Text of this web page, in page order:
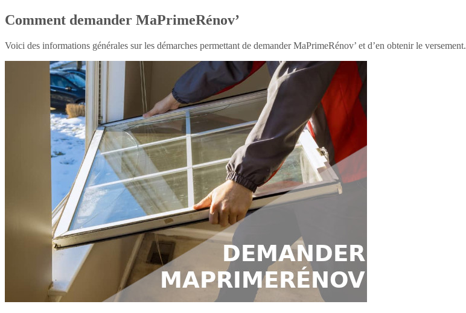
Comment demander MaPrimeRénov’
Voici des informations générales sur les démarches permettant de demander MaPrimeRénov’ et d’en obtenir le versement.